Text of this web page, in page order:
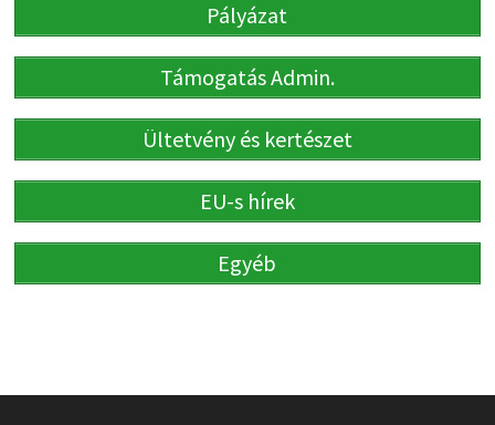
Pályázat
Támogatás Admin.
Ültetvény és kertészet
EU-s hírek
Egyéb